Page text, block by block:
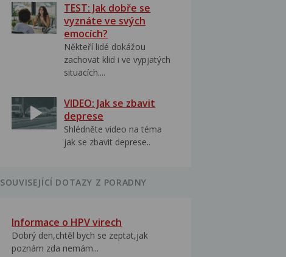
TEST: Jak dobře se
vyznáte ve svých
emocích?
Někteří lidé dokážou
zachovat klid i ve vypjatých
situacích....
VIDEO: Jak se zbavit
deprese
Shlédněte video na téma
jak se zbavit deprese..
SOUVISEJÍCÍ DOTAZY Z PORADNY
Informace o HPV virech
Dobrý den,chtěl bych se zeptat,jak
poznám zda nemám...